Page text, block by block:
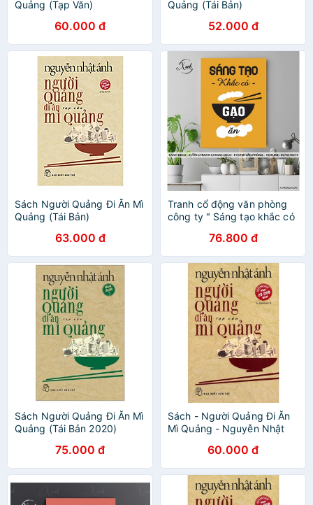
Quảng (Tạp Văn)
60.000 đ
Quảng (Tái Bản)
52.000 đ
Sách Người Quảng Đi Ăn Mì
Quảng (Tái Bản)
63.000 đ
Tranh cổ động văn phòng
công ty " Sáng tạo khắc có
76.800 đ
Sách Người Quảng Đi Ăn Mì
Quảng (Tái Bản 2020)
75.000 đ
Sách - Người Quảng Đi Ăn
Mì Quảng - Nguyễn Nhật
60.000 đ